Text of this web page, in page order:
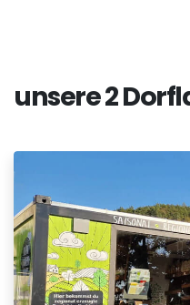
unsere 2